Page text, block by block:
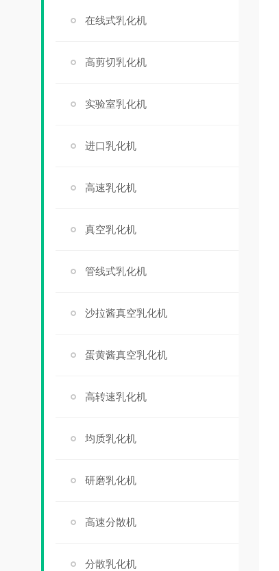
在线式乳化机
高剪切乳化机
实验室乳化机
进口乳化机
高速乳化机
真空乳化机
管线式乳化机
沙拉酱真空乳化机
蛋黄酱真空乳化机
高转速乳化机
均质乳化机
研磨乳化机
高速分散机
分散乳化机